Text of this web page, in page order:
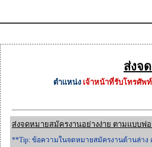
ส่งจ
ตำแหน่ง เจ้าหน้าที่รับโทรศัพท์
ส่งจดหมายสมัครงานอย่างง่าย ตามแบบฟ
**Tip: ข้อความในจดหมายสมัครงานด้านล่าง